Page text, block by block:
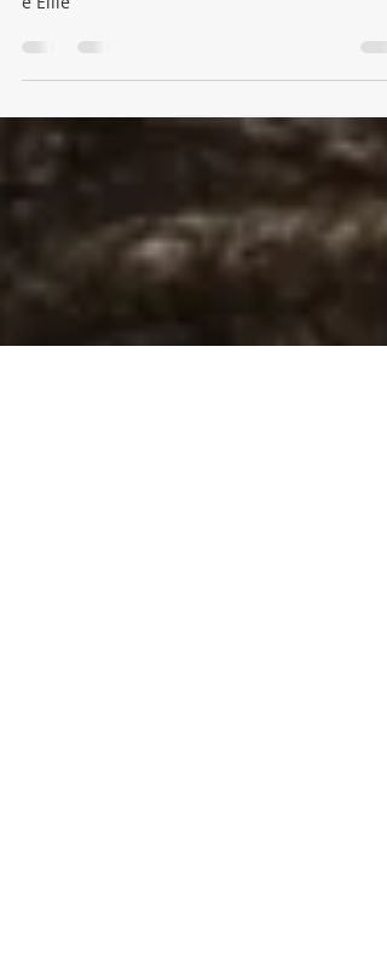
apocalíptico
Primeiras imagens da segunda temporada de
THE LAST OF US mostram nova jornada de Joel